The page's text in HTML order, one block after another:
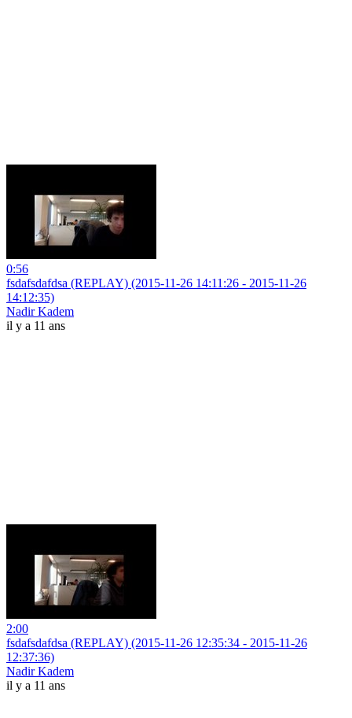
0:56
fsdafsdafdsa (REPLAY) (2015-11-26 14:11:26 - 2015-11-26
14:12:35)
Nadir Kadem
il y a 11 ans
2:00
fsdafsdafdsa (REPLAY) (2015-11-26 12:35:34 - 2015-11-26
12:37:36)
Nadir Kadem
il y a 11 ans